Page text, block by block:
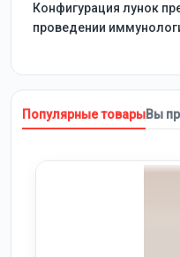
Конфигурация лунок
проведении
Популярные товарыВы